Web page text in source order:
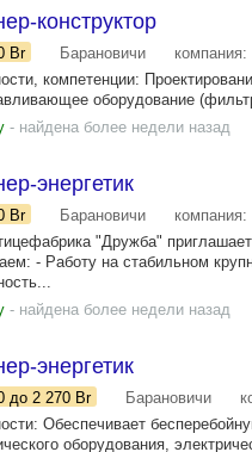
конструктор
Br Барановичи компания:
компетенции:
оборудование
- найдена более недели назад
энергетик
Br Барановичи компания:
"Дружба"
- Работу на стабильном
- найдена более недели назад
энергетик
до 2 270 Br Барановичи
Обеспечивает
оборудования,